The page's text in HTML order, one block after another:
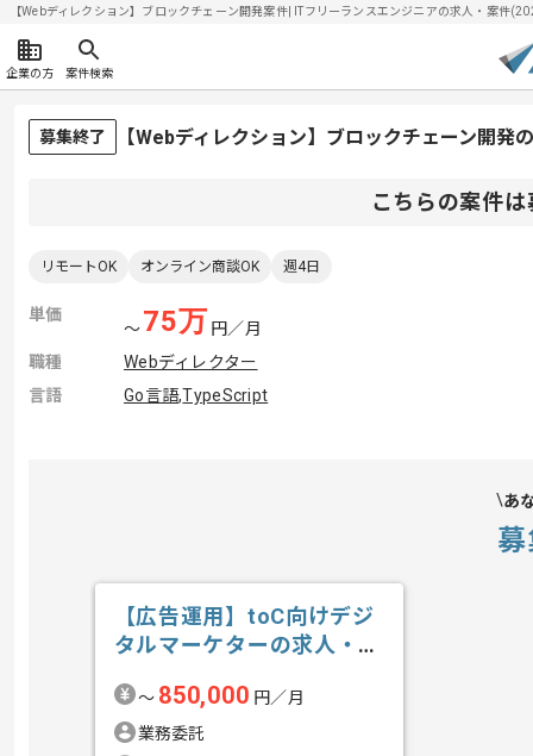
【Webディレクション】ブロックチェーン開発案件| ITフリーランスエンジニアの求人・案件
企業の方 案件検索
募集終了 【Webディレクション】ブロックチェーン開発
こちらの案件
リモートOK オンライン商談OK 週4日
単価
〜75万 円／月
職種
Webディレクター
言語
Go言語,TypeScript
あ
【広告運用】toC向けデジ
タルマーケターの求人・案
〜 850,000 円／月
業務委託